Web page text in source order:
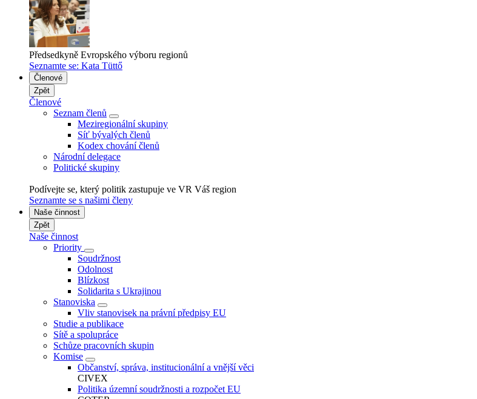
Předsedkyně Evropského výboru regionů
Seznamte se: Kata Tüttő
Členové
Zpět
Členové
Seznam členů
Meziregionální skupiny
Síť bývalých členů
Kodex chování členů
Národní delegace
Politické skupiny
Podívejte se, který politik zastupuje ve VR Váš region
Seznamte se s našimi členy
Naše činnost
Zpět
Naše činnost
Priority
Soudržnost
Odolnost
Blízkost
Solidarita s Ukrajinou
Stanoviska
Vliv stanovisek na právní předpisy EU
Studie a publikace
Sítě a spolupráce
Schůze pracovních skupin
Komise
Občanství, správa, institucionální a vnější věci
CIVEX
Politika územní soudržnosti a rozpočet EU